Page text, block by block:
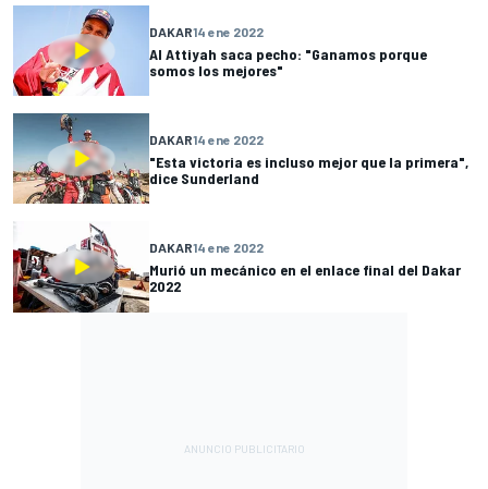
DAKAR14 ene 2022
Al Attiyah saca pecho: "Ganamos porque
somos los mejores"
DAKAR14 ene 2022
"Esta victoria es incluso mejor que la primera",
dice Sunderland
DAKAR14 ene 2022
Murió un mecánico en el enlace final del Dakar
2022